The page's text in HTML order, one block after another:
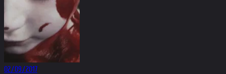
02/09/2017